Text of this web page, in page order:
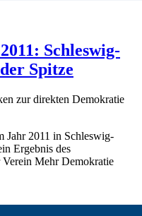
Schleswig-
Spitze
zur direkten Demokratie
Jahr 2011 in Schleswig-
Ergebnis des
Verein Mehr Demokratie